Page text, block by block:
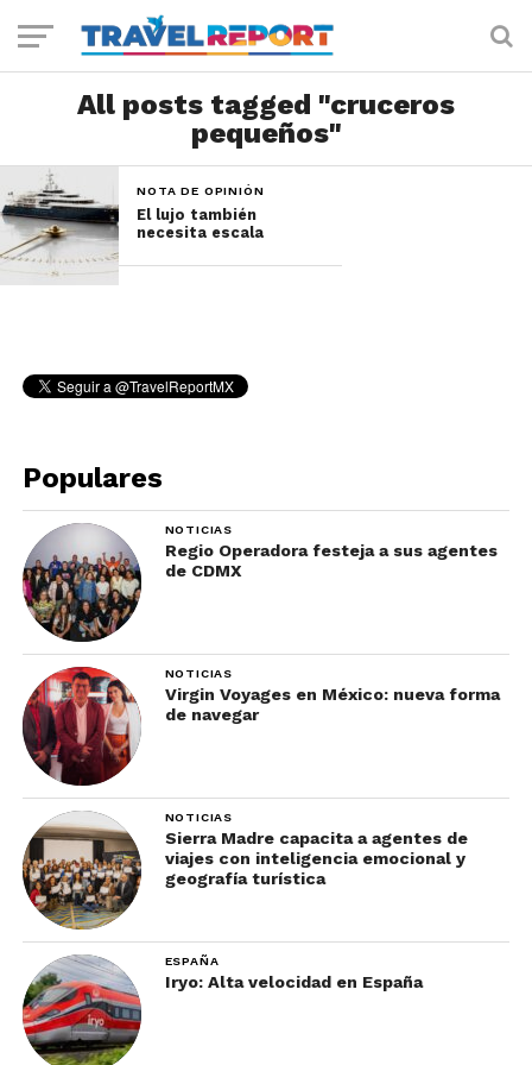
All posts tagged "cruceros
pequeños"
NOTA DE OPINIÓN
El lujo también
necesita escala
Populares
NOTICIAS
Regio Operadora festeja a sus agentes
de CDMX
NOTICIAS
Virgin Voyages en México: nueva forma
de navegar
NOTICIAS
Sierra Madre capacita a agentes de
viajes con inteligencia emocional y
geografía turística
ESPAÑA
Iryo: Alta velocidad en España